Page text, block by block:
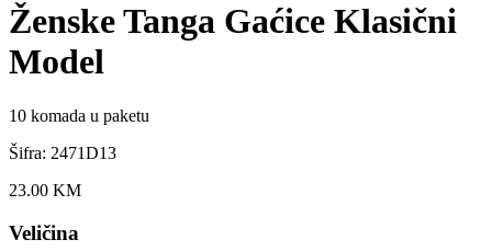
Ženske Tanga Gaćice Klasični
Model
10 komada u paketu
Šifra: 2471D13
23.00 KM
Veličina